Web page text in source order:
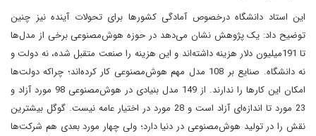
این استاد دانشگاه درخصوص آمادگی کشورها برای تحولات آینده نیز چنین
توضیح داد: یک پژوهش نشان می‌دهد در حوزه هوش‌مصنوعی برخی از مدل‌ها
تا 191‌میلیون دلار هزینه داشته‌اند و این هزینه را صنعت متقبل شده، نه دولت و
نه دانشگاه. صنایع بر 108 مدل مهم هوش‌مصنوعی کار کرده‌اند؛ چراکه دولت‌ها
امکان این کارها را ندارند. از 149 مدل بنیادی در هوش‌مصنوعی 98 مورد آزاد و
23 مورد تا اندازه‌ای آزاد است و 28 مورد در اختیار عامه نیست. گوگل بیشترین
نقش را در تولید هوش‌مصنوعی در دنیا دارد؛ ولی چهار مورد بعدی هم شرکت‌ها